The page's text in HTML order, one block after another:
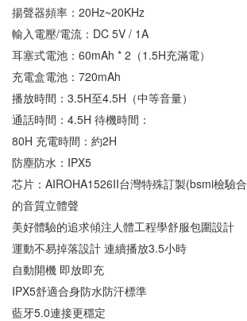
揚聲器頻率：20Hz~20KHz
輸入電壓/電流：DC 5V / 1A
耳塞式電池：60mAh * 2（1.5H充滿電）
充電盒電池：720mAh
播放時間：3.5H至4.5H（中等音量）
通話時間：4.5H 待機時間：
80H 充電時間：約2H
防塵防水：IPX5
芯片：AIROHA1526II台灣特殊訂製(bsmi檢驗
的音質立體聲
美好體驗的追求傾注人體工程學舒服包圍設計
運動不易掉落設計 連續播放3.5小時
自動開機 即放即充
IPX5舒適合身防水防汗標準
藍牙5.0連接更穩定